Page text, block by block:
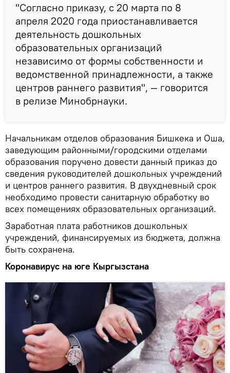
"Согласно приказу, с 20 марта по 8
апреля 2020 года приостанавливается
деятельность дошкольных
образовательных организаций
независимо от формы собственности и
ведомственной принадлежности, а также
центров раннего развития", — говорится
в релизе Минобрнауки.
Начальникам отделов образования Бишкека и Оша,
заведующим районными/городскими отделами
образования поручено довести данный приказ до
сведения руководителей дошкольных учреждений
и центров раннего развития. В двухдневный срок
необходимо провести санитарную обработку во
всех помещениях образовательных организаций.
Заработная плата работников дошкольных
учреждений, финансируемых из бюджета, должна
быть сохранена.
Коронавирус на юге Кыргызстана